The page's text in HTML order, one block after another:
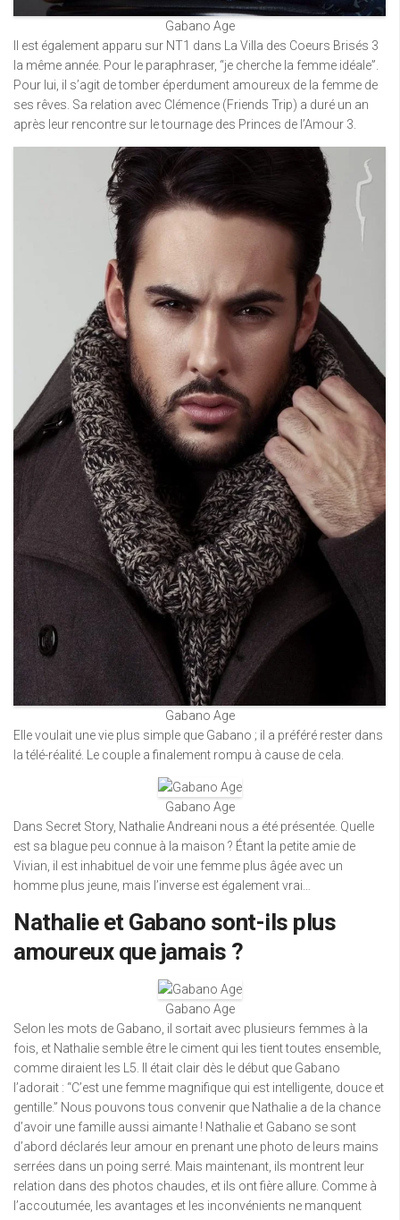
Gabano Age
Il est également apparu sur NT1 dans La Villa des Coeurs Brisés 3
la même année. Pour le paraphraser, “je cherche la femme idéale”.
Pour lui, il s’agit de tomber éperdument amoureux de la femme de
ses rêves. Sa relation avec Clémence (Friends Trip) a duré un an
après leur rencontre sur le tournage des Princes de l’Amour 3.
Gabano Age
Elle voulait une vie plus simple que Gabano ; il a préféré rester dans
la télé-réalité. Le couple a finalement rompu à cause de cela.
Gabano Age
Dans Secret Story, Nathalie Andreani nous a été présentée. Quelle
est sa blague peu connue à la maison ? Étant la petite amie de
Vivian, il est inhabituel de voir une femme plus âgée avec un
homme plus jeune, mais l’inverse est également vrai…
Nathalie et Gabano sont-ils plus
amoureux que jamais ?
Gabano Age
Selon les mots de Gabano, il sortait avec plusieurs femmes à la
fois, et Nathalie semble être le ciment qui les tient toutes ensemble,
comme diraient les L5. Il était clair dès le début que Gabano
l’adorait : “C’est une femme magnifique qui est intelligente, douce et
gentille.” Nous pouvons tous convenir que Nathalie a de la chance
d’avoir une famille aussi aimante ! Nathalie et Gabano se sont
d’abord déclarés leur amour en prenant une photo de leurs mains
serrées dans un poing serré. Mais maintenant, ils montrent leur
relation dans des photos chaudes, et ils ont fière allure. Comme à
l’accoutumée, les avantages et les inconvénients ne manquent